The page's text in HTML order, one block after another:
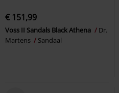
€ 151,99
Voss II Sandals Black Athena
Dr.
Martens
Sandaal